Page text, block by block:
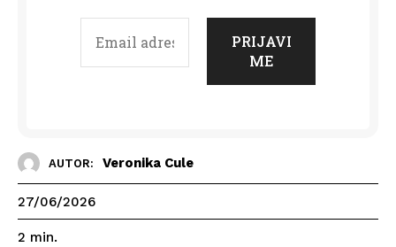
AUTOR: Veronika Cule
27/06/2026
2 min.